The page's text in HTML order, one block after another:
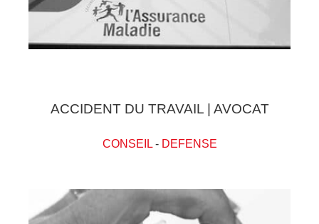
ACCIDENT DU TRAVAIL | AVOCAT
CONSEIL- DEFENSE